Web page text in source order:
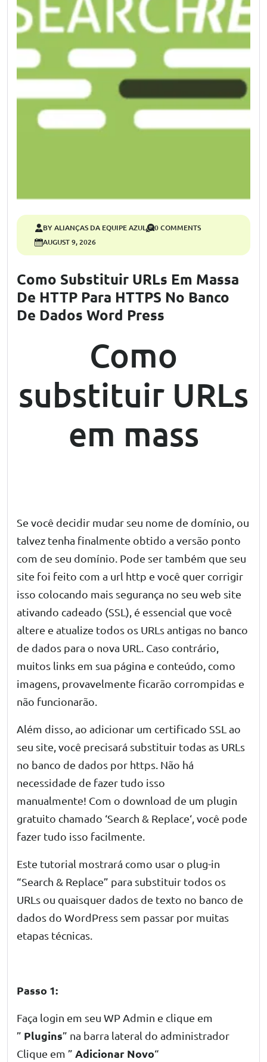
BY ALIANÇAS DA EQUIPE AZUL
0 COMMENTS
AUGUST 9, 2026
Como Substituir URLs Em Massa
De HTTP Para HTTPS No Banco
De Dados Word Press
Como
substituir URLs
em mass
Se você decidir mudar seu nome de domínio, ou
talvez tenha finalmente obtido a versão ponto
com de seu domínio. Pode ser também que seu
site foi feito com a url http e você quer corrigir
isso colocando mais segurança no seu web site
ativando cadeado (SSL ), é essencial que você
altere e atualize todos os URLs antigas no banco
de dados para o nova URL. Caso contrário,
muitos links em sua página e conteúdo, como
imagens, provavelmente ficarão corrompidas e
não funcionarão.
Além disso, ao adicionar um certificado SSL ao
seu site, você precisará substituir todas as URLs
no banco de dados por https. Não há
necessidade de fazer tudo isso
manualmente! Com o download de um plugin
gratuito chamado ‘Search & Replace‘, você pode
fazer tudo isso facilmente.
Este tutorial mostrará como usar o plug-in
“Search & Replace” para substituir todos os
URLs ou quaisquer dados de texto no banco de
dados do WordPress sem passar por muitas
etapas técnicas.
Passo 1:
Faça login em seu WP Admin e clique em
” Plugins” na barra lateral do administrador
Clique em ” Adicionar Novo“